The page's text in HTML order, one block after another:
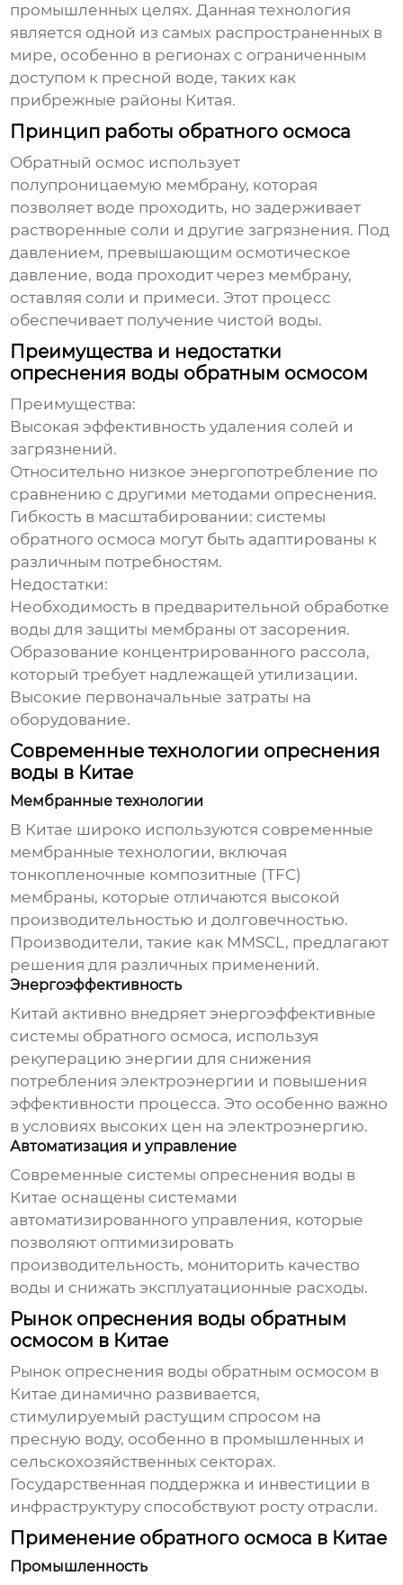
промышленных целях. Данная технология
является одной из самых распространенных в
мире, особенно в регионах с ограниченным
доступом к пресной воде, таких как
прибрежные районы Китая.
Принцип работы обратного осмоса
Обратный осмос использует
полупроницаемую мембрану, которая
позволяет воде проходить, но задерживает
растворенные соли и другие загрязнения. Под
давлением, превышающим осмотическое
давление, вода проходит через мембрану,
оставляя соли и примеси. Этот процесс
обеспечивает получение чистой воды.
Преимущества и недостатки
опреснения воды обратным осмосом
Преимущества:
Высокая эффективность удаления солей и
загрязнений.
Относительно низкое энергопотребление по
сравнению с другими методами опреснения.
Гибкость в масштабировании: системы
обратного осмоса могут быть адаптированы к
различным потребностям.
Недостатки:
Необходимость в предварительной обработке
воды для защиты мембраны от засорения.
Образование концентрированного рассола,
который требует надлежащей утилизации.
Высокие первоначальные затраты на
оборудование.
Современные технологии опреснения
воды в Китае
Мембранные технологии
В Китае широко используются современные
мембранные технологии, включая
тонкопленочные композитные (TFC)
мембраны, которые отличаются высокой
производительностью и долговечностью.
Производители, такие как MMSCL, предлагают
решения для различных применений.
Энергоэффективность
Китай активно внедряет энергоэффективные
системы обратного осмоса, используя
рекуперацию энергии для снижения
потребления электроэнергии и повышения
эффективности процесса. Это особенно важно
в условиях высоких цен на электроэнергию.
Автоматизация и управление
Современные системы опреснения воды в
Китае оснащены системами
автоматизированного управления, которые
позволяют оптимизировать
производительность, мониторить качество
воды и снижать эксплуатационные расходы.
Рынок опреснения воды обратным
осмосом в Китае
Рынок опреснения воды обратным осмосом в
Китае динамично развивается,
стимулируемый растущим спросом на
пресную воду, особенно в промышленных и
сельскохозяйственных секторах.
Государственная поддержка и инвестиции в
инфраструктуру способствуют росту отрасли.
Применение обратного осмоса в Китае
Промышленность